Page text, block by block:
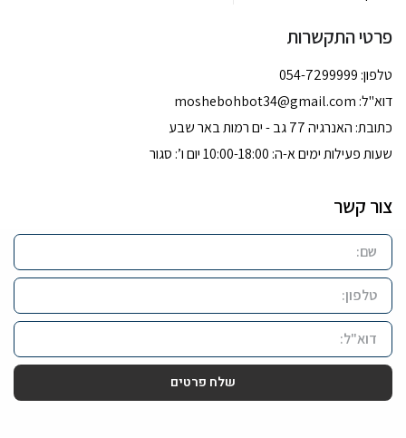
פרטי התקשרות
טלפון: 054-7299999
דוא''ל: moshebohbot34@gmail.com
כתובת: האנרגיה 77 גב - ים רמות באר שבע
שעות פעילות ימים א-ה: 10:00-18:00 יום ו’: סגור
צור קשר
שלח פרטים